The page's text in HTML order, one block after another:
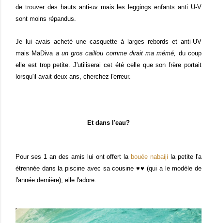
de trouver des hauts anti-uv mais les leggings enfants anti U-V
sont moins répandus.
Je lui avais acheté une casquette à larges rebords et anti-UV
mais MaDiva a un gros caillou comme dirait ma mémé, du coup
elle est trop petite. J'utiliserai cet été celle que son frère portait
lorsqu'il avait deux ans, cherchez l'erreur.
Et dans l'eau?
Pour ses 1 an des amis lui ont offert la bouée nabaiji la petite l'a
étrennée dans la piscine avec sa cousine ♥♥ (qui a le modèle de
l'année dernière), elle l'adore.